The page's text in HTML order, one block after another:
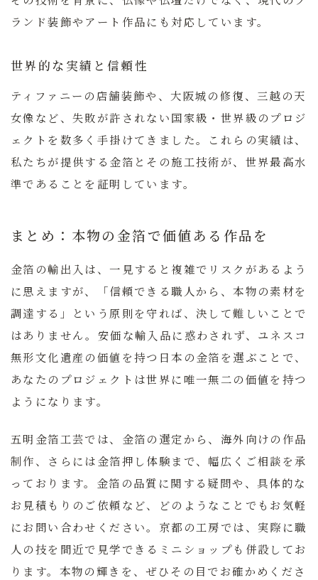
ランド装飾やアート作品にも対応しています。
世界的な実績と信頼性
ティファニーの店舗装飾や、大阪城の修復、三越の天
女像など、失敗が許されない国家級・世界級のプロジ
ェクトを数多く手掛けてきました。これらの実績は、
私たちが提供する金箔とその施工技術が、世界最高水
準であることを証明しています。
まとめ：本物の金箔で価値ある作品を
金箔の輸出入は、一見すると複雑でリスクがあるよう
に思えますが、
「信頼できる職人から、本物の素材を
調達する」という原則を守れば、決して難しいことで
はありません。 安価な輸入品に惑わされず、ユネスコ
無形文化遺産の価値を持つ日本の金箔を選ぶことで、
あなたのプロジェクトは世界に唯一無二の価値を持つ
ようになります。
五明金箔工芸では、金箔の選定から、海外向けの作品
制作、さらには金箔押し体験まで、幅広くご相談を承
っております。金箔の品質に関する疑問や、具体的な
お見積もりのご依頼など、どのようなことでもお気軽
にお問い合わせください。京都の工房では、実際に職
人の技を間近で見学できるミニショップも併設してお
ります。本物の輝きを、ぜひその目でお確かめくださ